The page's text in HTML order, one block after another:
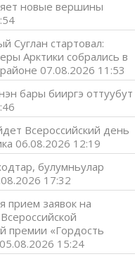
новые вершины
Суглан стартовал:
Арктики собрались в
07.08.2026 11:53
бары бииргэ оттуубут
Всероссийский день
06.08.2026 12:19
булумньулар
17:32
прием заявок на
премии «Гордость
05.08.2026 15:24